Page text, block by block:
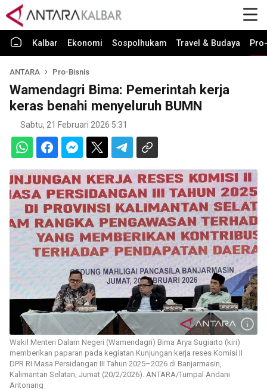
Kalbar Ekonomi Sospolhukam Travel & Budaya
ANTARA Pro-Bisnis
Wamendagri Bima: Pemerintah kerja
keras benahi menyeluruh BUMN
Sabtu, 21 Februari 2026 5:31
Wakil Menteri Dalam Negeri (Wamendagri) Bima Arya Sugiarto (kiri)
memberikan paparan pada kegiatan Kunjungan kerja reses Komisi II
DPR RI Masa Persidangan III Tahun 2025–2026 di Banjarmasin,
Kalimantan Selatan, Jumat (20/2/2026). ANTARA/Tumpal Andani
Aritonang